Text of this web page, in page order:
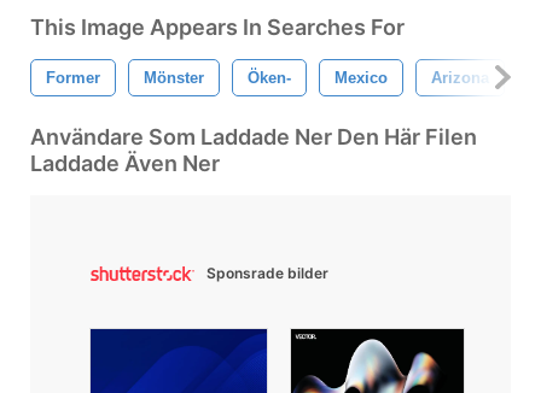
This Image Appears In Searches For
Former Mönster Öken- Mexico Arizona
Användare Som Laddade Ner Den Här Filen
Laddade Även Ner
Sponsrade bilder